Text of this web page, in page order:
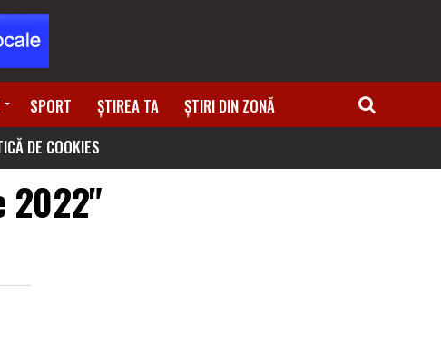
SPORT ȘTIREA TA
ȘTIRI DIN ZONĂ
DE COOKIES
2022"